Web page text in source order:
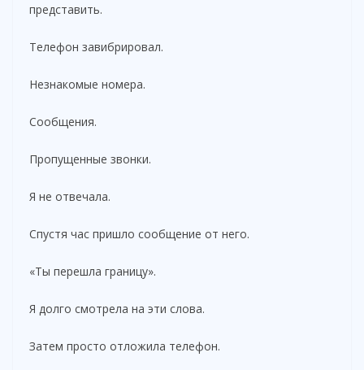
представить.
Телефон завибрировал.
Незнакомые номера.
Сообщения.
Пропущенные звонки.
Я не отвечала.
Спустя час пришло сообщение от него.
«Ты перешла границу».
Я долго смотрела на эти слова.
Затем просто отложила телефон.